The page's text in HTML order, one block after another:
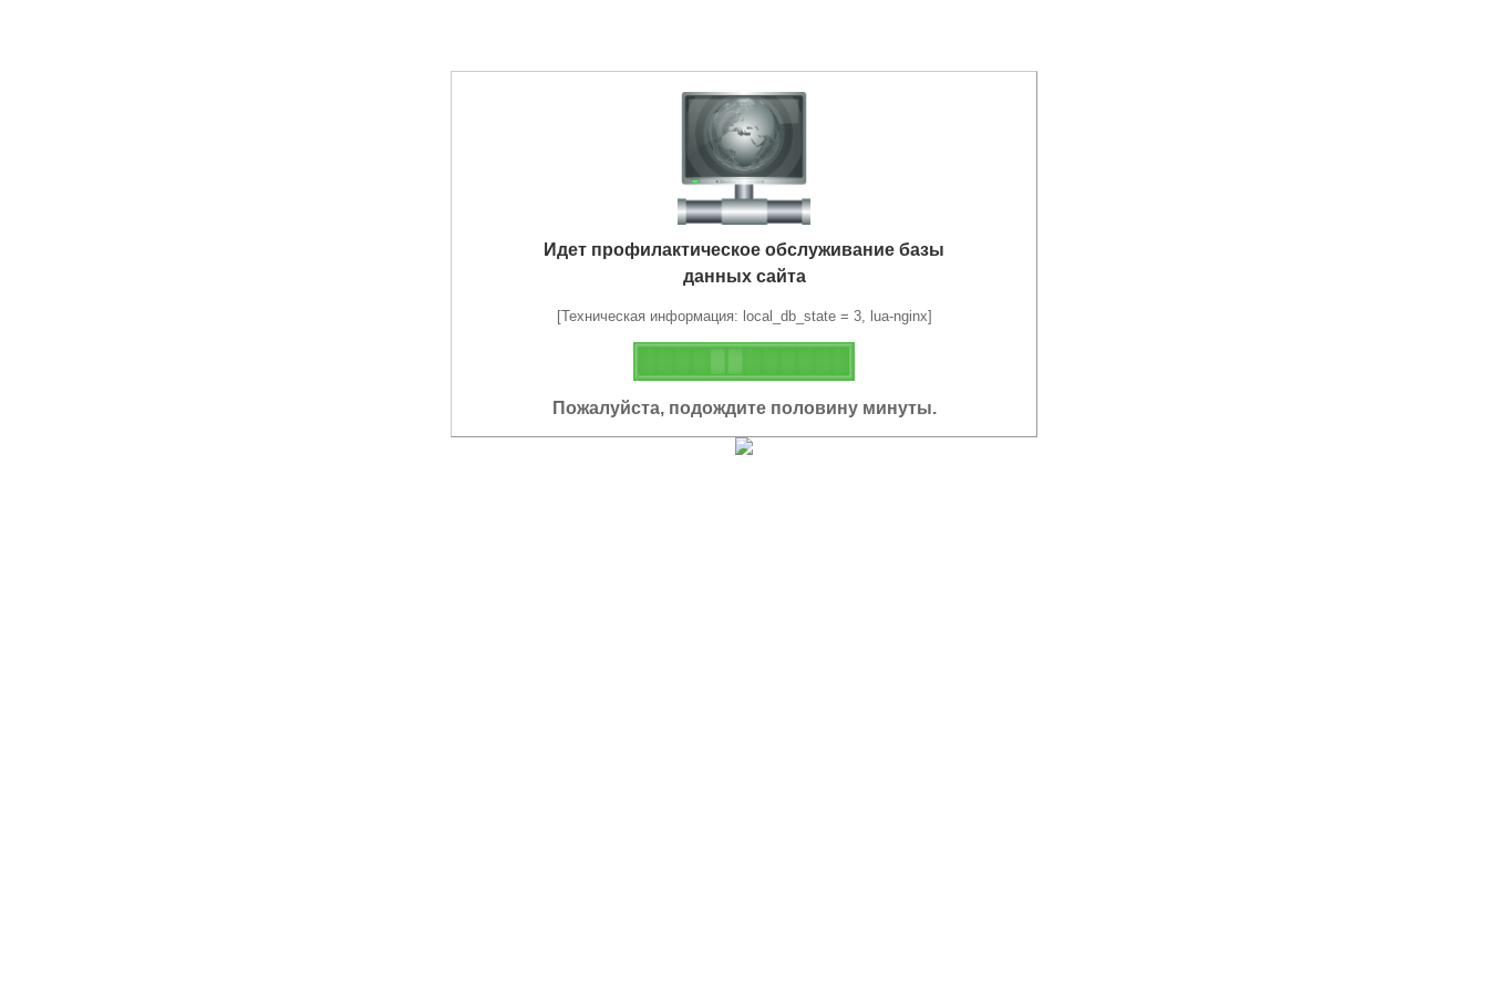
Идет профилактическое обслуживание базы
данных сайта
[Техническая информация: local_db_state = 3, lua-nginx]
Пожалуйста, подождите половину минуты.